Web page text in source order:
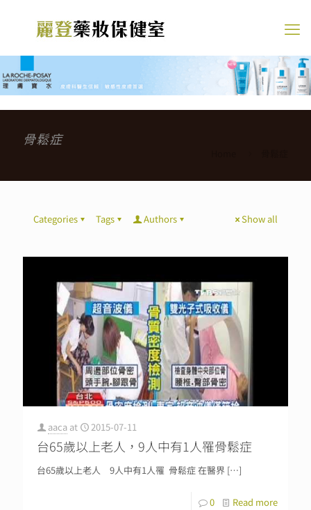
骨鬆症
Categories Tags Authors Show all
aaca at 2015-07-11
台65歲以上老人，9人中有1人罹骨鬆症
台65歲以上老人 9人中有1人罹 骨鬆症 在醫界 […]
0 Read more